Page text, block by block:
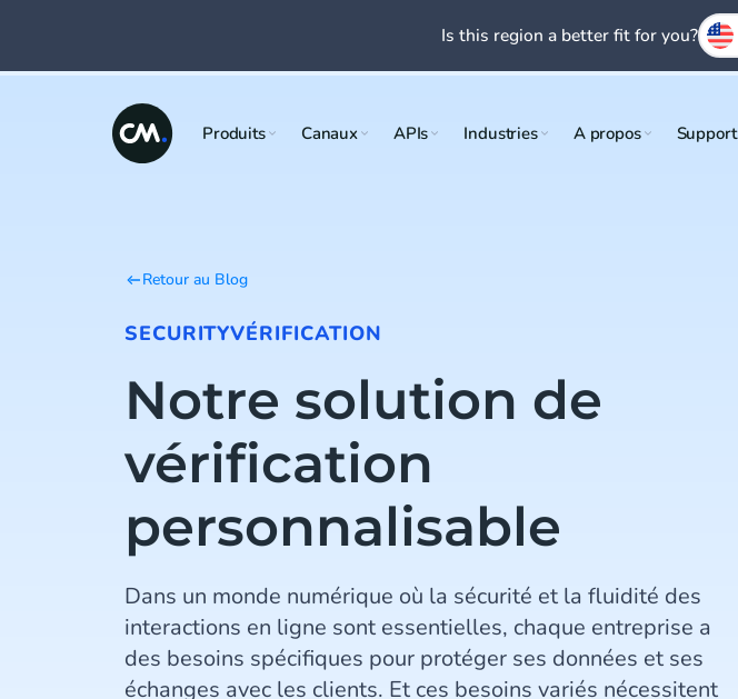
Produits Canaux APIs Industries A propos Support
Retour au Blog
SECURITYVÉRIFICATION
Notre solution de
vérification
personnalisable
Dans un monde numérique où la sécurité et la fluidité des
interactions en ligne sont essentielles, chaque entreprise a
des besoins spécifiques pour protéger ses données et ses
échanges avec les clients. Et ces besoins variés nécessitent
Is this region a better fit for you?